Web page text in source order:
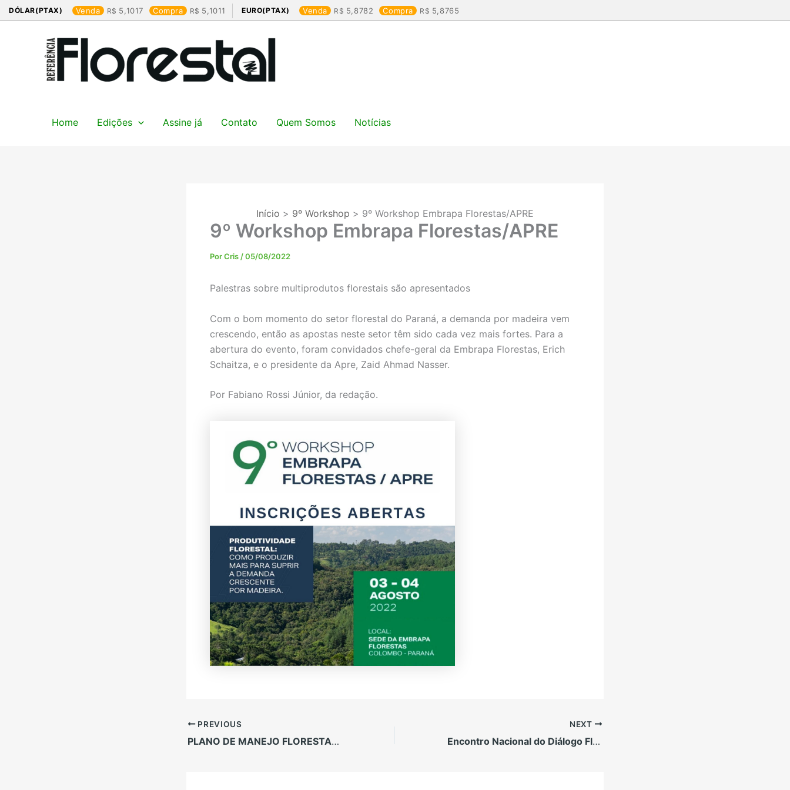
DÓLAR(PTAX) Venda 5,1017 Compra 5,1011 EURO(PTAX) Venda 5,8782 Compra 5,8765
para
Home Edições Assine já Contato Quem Somos Notícias
Início 9º Workshop 9º Workshop Embrapa Florestas/APRE
9º Workshop Embrapa Florestas/APRE
PorCris /05/08/2022
Palestras sobre multiprodutos florestais são apresentados
Com o bom momento do setor florestal do Paraná, a demanda por madeira vem
crescendo, então as apostas neste setor têm sido cada vez mais fortes. Para a
abertura do evento, foram convidados chefe-geral da Embrapa Florestas, Erich
Schaitza, e o presidente da Apre, Zaid Ahmad Nasser.
Por Fabiano Rossi Júnior, da redação.
PREVIOUS
PLANO DE MANEJO FLORESTAL DA KLABIN EM SC
NEXT
Encontro Nacional do Diálogo Florestal